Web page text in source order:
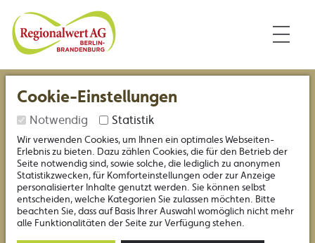
Vorstand Timo Kaphengst zu
Gast bei "RE - Der
Nachhaltigkeitspodcast"
12.10.2020
Cookie-Einstellungen
Notwendig Statistik
Wir verwenden Cookies, um Ihnen ein optimales Webseiten-
Erlebnis zu bieten. Dazu zählen Cookies, die für den Betrieb der
Seite notwendig sind, sowie solche, die lediglich zu anonymen
Statistikzwecken, für Komforteinstellungen oder zur Anzeige
personalisierter Inhalte genutzt werden. Sie können selbst
entscheiden, welche Kategorien Sie zulassen möchten. Bitte
beachten Sie, dass auf Basis Ihrer Auswahl womöglich nicht mehr
alle Funktionalitäten der Seite zur Verfügung stehen.